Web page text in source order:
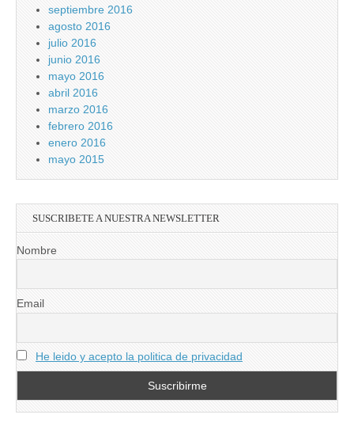
septiembre 2016
agosto 2016
julio 2016
junio 2016
mayo 2016
abril 2016
marzo 2016
febrero 2016
enero 2016
mayo 2015
SUSCRIBETE A NUESTRA NEWSLETTER
Nombre
Email
He leido y acepto la politica de privacidad